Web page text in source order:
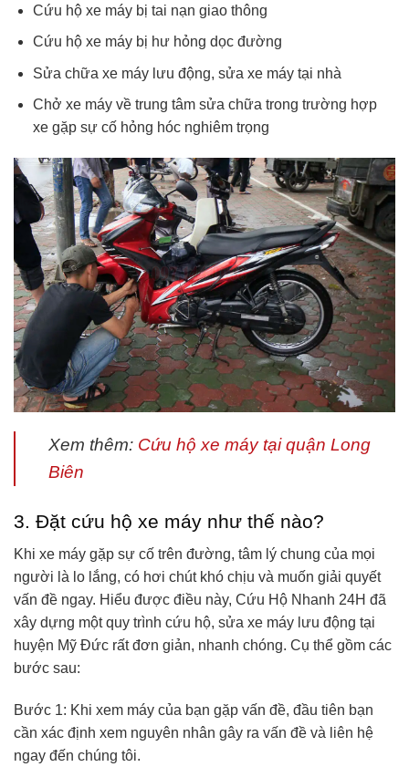
Cứu hộ xe máy bị tai nạn giao thông
Cứu hộ xe máy bị hư hỏng dọc đường
Sửa chữa xe máy lưu động, sửa xe máy tại nhà
Chở xe máy về trung tâm sửa chữa trong trường hợp
xe gặp sự cố hỏng hóc nghiêm trọng
Xem thêm: Cứu hộ xe máy tại quận Long
Biên
3. Đặt cứu hộ xe máy như thế nào?
Khi xe máy gặp sự cố trên đường, tâm lý chung của mọi
người là lo lắng, có hơi chút khó chịu và muốn giải quyết
vấn đề ngay. Hiểu được điều này, Cứu Hộ Nhanh 24H đã
xây dựng một quy trình cứu hộ, sửa xe máy lưu động tại
huyện Mỹ Đức rất đơn giản, nhanh chóng. Cụ thể gồm các
bước sau:
Bước 1: Khi xem máy của bạn gặp vấn đề, đầu tiên bạn
cần xác định xem nguyên nhân gây ra vấn đề và liên hệ
ngay đến chúng tôi.